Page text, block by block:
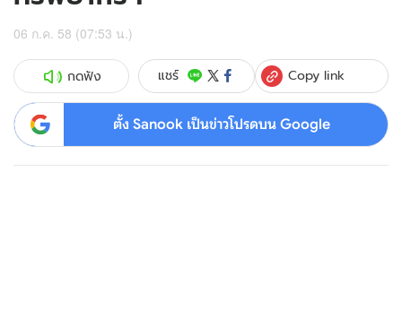
06 ก.ค. 58 (07:53 น.)
กดฟัง แชร์ Copy link
ตั้ง Sanook เป็นข่าวโปรดบน Google